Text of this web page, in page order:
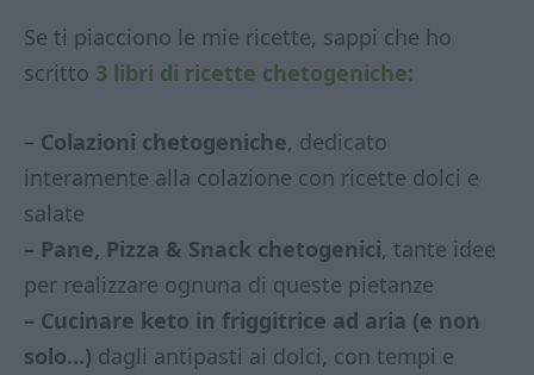
Se ti piacciono le mie ricette, sappi che ho
scritto 3 libri di ricette chetogeniche:
– Colazioni chetogeniche, dedicato
interamente alla colazione con ricette dolci e
salate
– Pane, Pizza & Snack chetogenici, tante idee
per realizzare ognuna di queste pietanze
– Cucinare keto in friggitrice ad aria (e non
solo…) dagli antipasti ai dolci, con tempi e